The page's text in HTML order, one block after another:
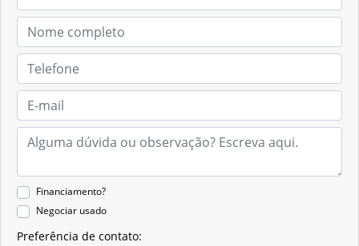
Financiamento?
Negociar usado
Preferência de contato: